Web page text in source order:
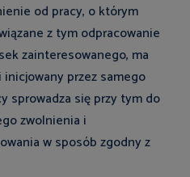
od pracy, o którym
z tym odpracowanie
zainteresowanego, ma
przez samego
sprowadza się przy tym do
zwolnienia i
w sposób zgodny z